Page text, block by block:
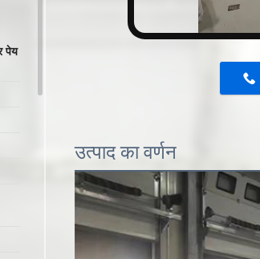
पेय
उत्पाद का वर्णन